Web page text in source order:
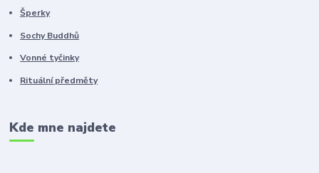
Šperky
Sochy Buddhů
Vonné tyčinky
Rituální předměty
Kde mne najdete